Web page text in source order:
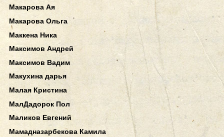
Макарова Ая
Макарова Ольга
Маккена Ника
Максимов Андрей
Максимов Вадим
Макухина дарья
Малая Кристина
МалДадорок Пол
Маликов Евгений
Мамадназарбекова Камила